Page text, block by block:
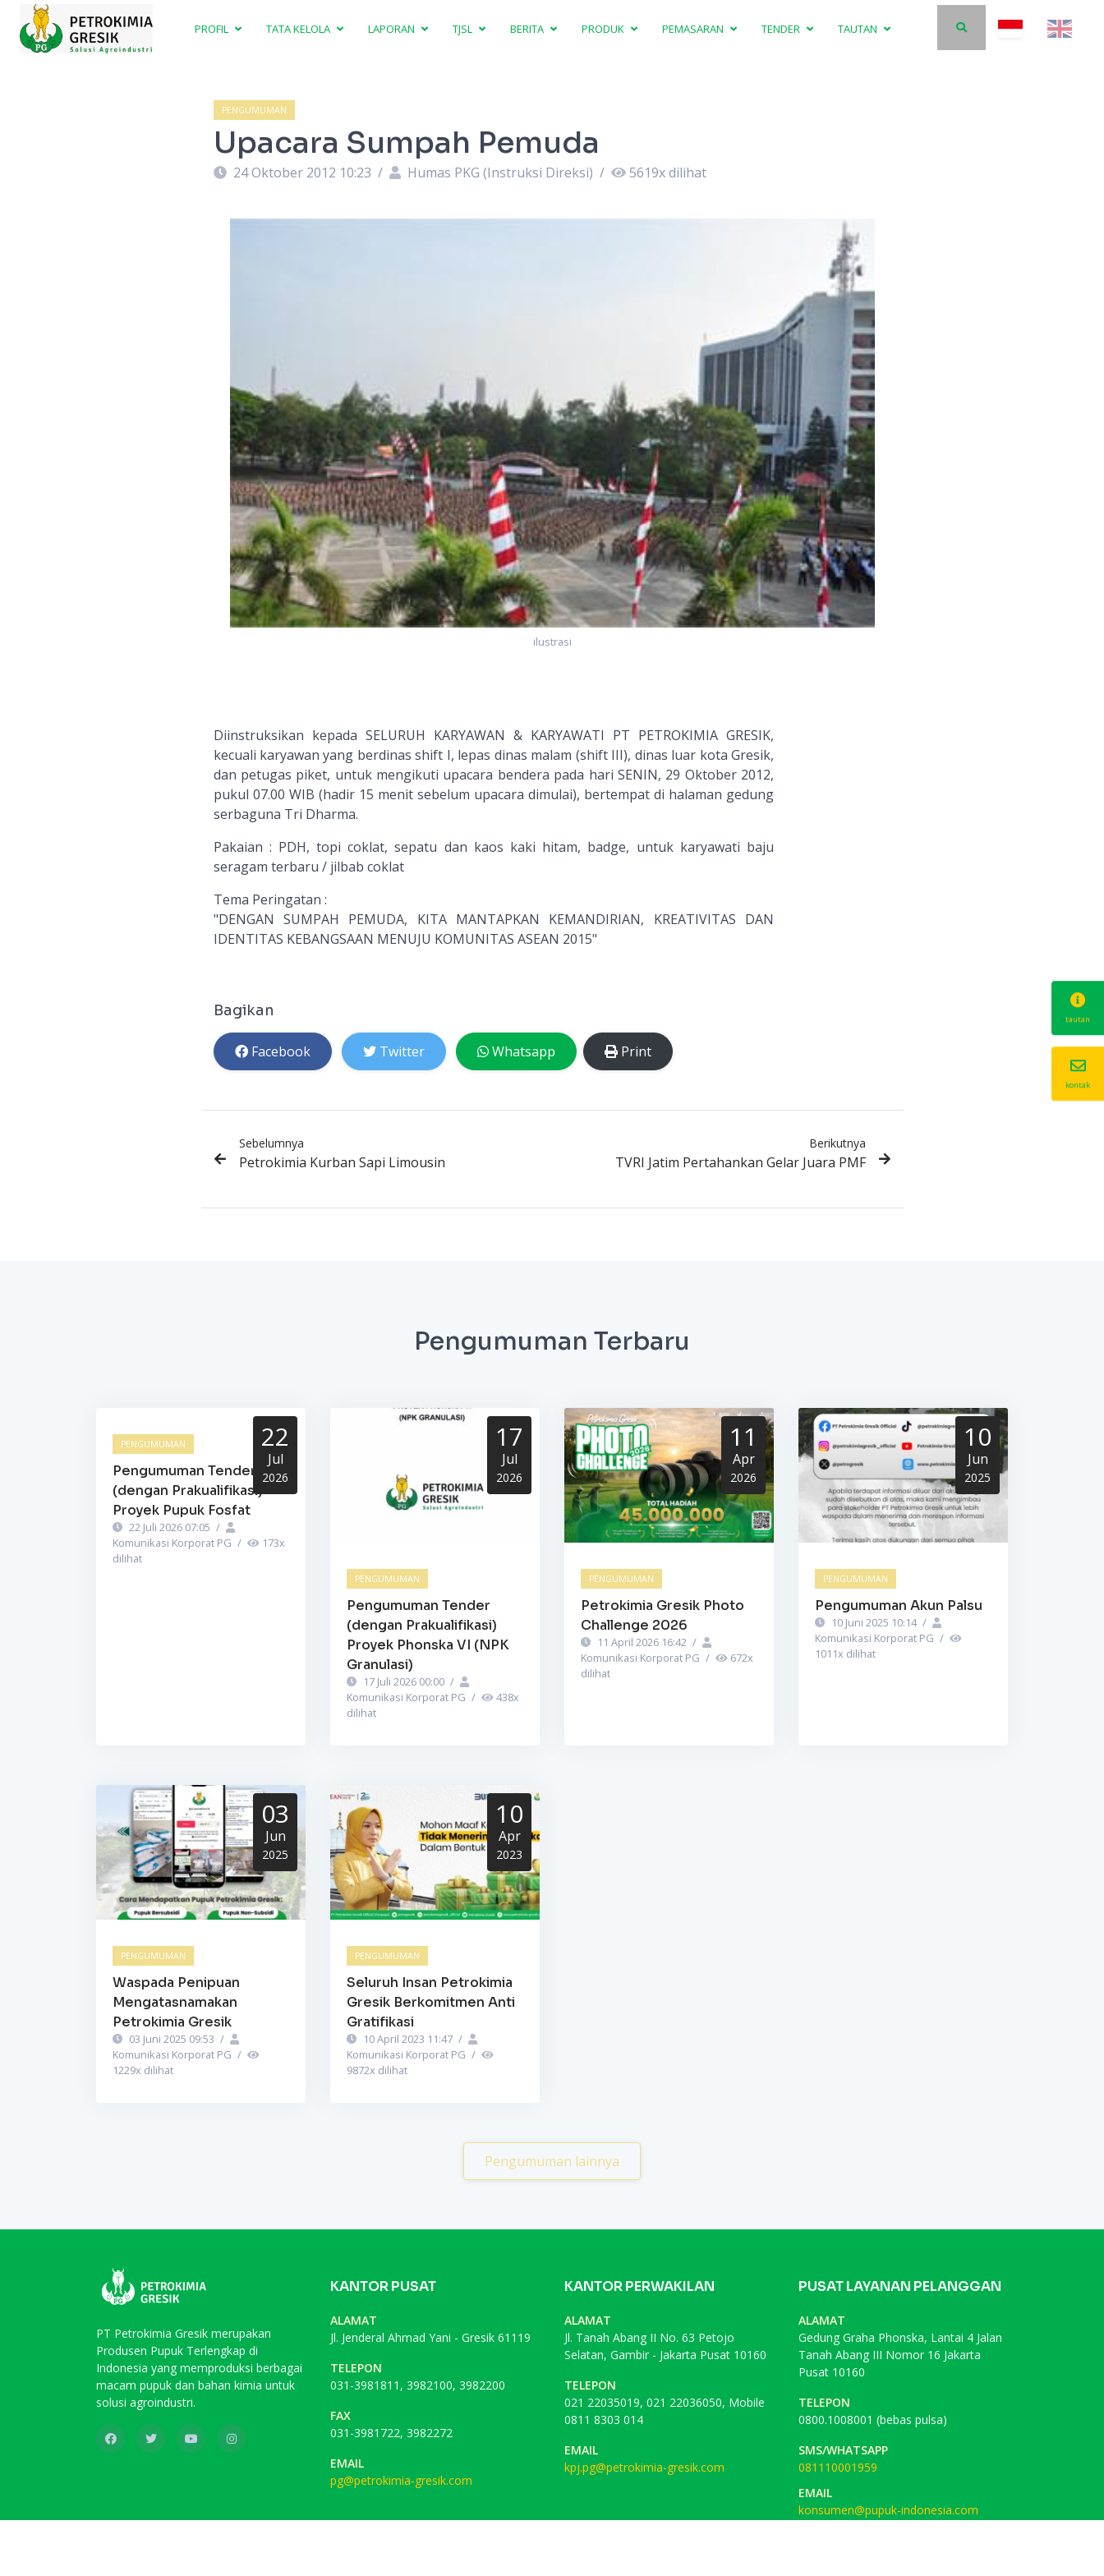
PROFIL TATA KELOLA LAPORAN TJSL BERITA PRODUK PEMASARAN TENDER TAUTAN
PENGUMUMAN
Upacara Sumpah Pemuda
24 Oktober 2012 10:23 / Humas PKG (Instruksi Direksi) / 5619x dilihat
ilustrasi
Diinstruksikan kepada SELURUH KARYAWAN & KARYAWATI PT PETROKIMIA GRESIK,
kecuali karyawan yang berdinas shift I, lepas dinas malam (shift III), dinas luar kota Gresik,
dan petugas piket, untuk mengikuti upacara bendera pada hari SENIN, 29 Oktober 2012,
pukul 07.00 WIB (hadir 15 menit sebelum upacara dimulai), bertempat di halaman gedung
serbaguna Tri Dharma.
Pakaian : PDH, topi coklat, sepatu dan kaos kaki hitam, badge, untuk karyawati baju
seragam terbaru / jilbab coklat
Tema Peringatan :
"DENGAN SUMPAH PEMUDA, KITA MANTAPKAN KEMANDIRIAN, KREATIVITAS DAN
IDENTITAS KEBANGSAAN MENUJU KOMUNITAS ASEAN 2015"
Bagikan
Facebook Twitter Whatsapp Print
Sebelumnya
Petrokimia Kurban Sapi Limousin
Berikutnya
TVRI Jatim Pertahankan Gelar Juara PMF
Pengumuman Terbaru
22
Jul
2026
PENGUMUMAN
Pengumuman Tender
(dengan Prakualifikasi)
Proyek Pupuk Fosfat
22 Juli 2026 07:05 /
Komunikasi Korporat PG / 173x
dilihat
17
Jul
2026
PENGUMUMAN
Pengumuman Tender
(dengan Prakualifikasi)
Proyek Phonska VI (NPK
Granulasi)
17 Juli 2026 00:00 /
Komunikasi Korporat PG / 438x
dilihat
11
Apr
2026
PENGUMUMAN
Petrokimia Gresik Photo
Challenge 2026
11 April 2026 16:42 /
Komunikasi Korporat PG / 672x
dilihat
10
Jun
2025
PENGUMUMAN
Pengumuman Akun Palsu
10 Juni 2025 10:14 /
Komunikasi Korporat PG /
1011x dilihat
03
Jun
2025
PENGUMUMAN
Waspada Penipuan
Mengatasnamakan
Petrokimia Gresik
03 Juni 2025 09:53 /
Komunikasi Korporat PG /
1229x dilihat
10
Apr
2023
PENGUMUMAN
Seluruh Insan Petrokimia
Gresik Berkomitmen Anti
Gratifikasi
10 April 2023 11:47 /
Komunikasi Korporat PG /
9872x dilihat
Pengumuman lainnya
PT Petrokimia Gresik merupakan
Produsen Pupuk Terlengkap di
Indonesia yang memproduksi berbagai
macam pupuk dan bahan kimia untuk
solusi agroindustri.
KANTOR PUSAT
ALAMAT
Jl. Jenderal Ahmad Yani - Gresik 61119
TELEPON
031-3981811, 3982100, 3982200
FAX
031-3981722, 3982272
EMAIL
pg@petrokimia-gresik.com
KANTOR PERWAKILAN
ALAMAT
Jl. Tanah Abang II No. 63 Petojo
Selatan, Gambir - Jakarta Pusat 10160
TELEPON
021 22035019, 021 22036050, Mobile
0811 8303 014
EMAIL
kpj.pg@petrokimia-gresik.com
PUSAT LAYANAN PELANGGAN
ALAMAT
Gedung Graha Phonska, Lantai 4 Jalan
Tanah Abang III Nomor 16 Jakarta
Pusat 10160
TELEPON
0800.1008001 (bebas pulsa)
SMS/WHATSAPP
081110001959
EMAIL
konsumen@pupuk-indonesia.com
tautan
kontak